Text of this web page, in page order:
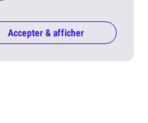
Accepter & afficher